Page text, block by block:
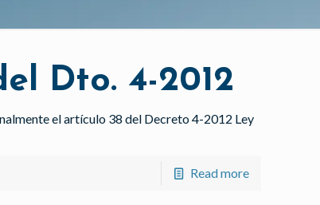
Dto. 4-2012
el artículo 38 del Decreto 4-2012 Ley
Read more